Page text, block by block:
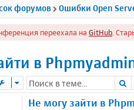
форумов Ошибки Open
переехала на GitHub .
в
Не могу зайти в